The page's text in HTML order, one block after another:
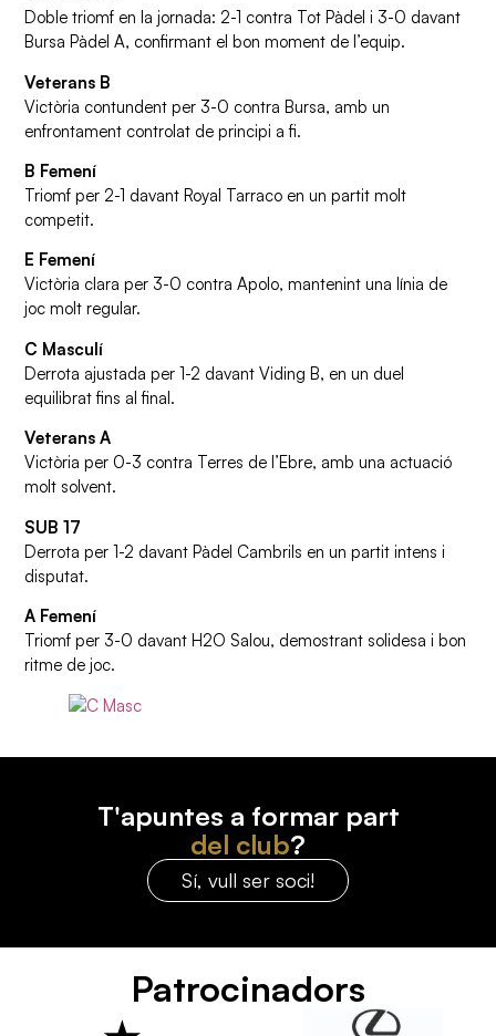
Doble triomf en la jornada: 2-1 contra Tot Pàdel i 3-0 davant
Bursa Pàdel A, confirmant el bon moment de l’equip.
Veterans B
Victòria contundent per 3-0 contra Bursa, amb un
enfrontament controlat de principi a fi.
B Femení
Triomf per 2-1 davant Royal Tarraco en un partit molt
competit.
E Femení
Victòria clara per 3-0 contra Apolo, mantenint una línia de
joc molt regular.
C Masculí
Derrota ajustada per 1-2 davant Viding B, en un duel
equilibrat fins al final.
Veterans A
Victòria per 0-3 contra Terres de l’Ebre, amb una actuació
molt solvent.
SUB 17
Derrota per 1-2 davant Pàdel Cambrils en un partit intens i
disputat.
A Femení
Triomf per 3-0 davant H2O Salou, demostrant solidesa i bon
ritme de joc.
T'apuntes a formar part
del club?
Sí, vull ser soci!
Patrocinadors